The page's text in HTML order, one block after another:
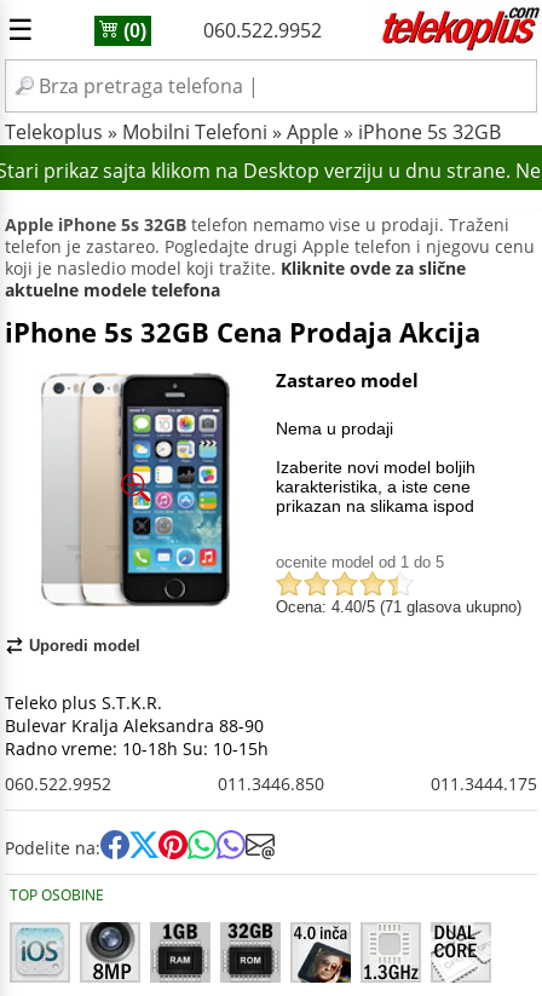
☰ (0) 060.522.9952
Telekoplus » Mobilni Telefoni » Apple» iPhone 5s 32GB
prikaz sajta klikom na Desktop verziju u dnu strane.
Apple iPhone 5s 32GB telefon nemamo vise u prodaji. Traženi
telefon je zastareo. Pogledajte drugi Apple telefon i njegovu cenu
koji je nasledio model koji tražite. Kliknite ovde za slične
aktuelne modele telefona
iPhone 5s 32GB Cena Prodaja Akcija
Uporedi model
Zastareo model
Nema u prodaji
Izaberite novi model boljih
karakteristika, a iste cene
prikazan na slikama ispod
ocenite model od 1 do 5
Ocena: 4.40/5 (71 glasova ukupno)
Teleko plus S.T.K.R.
Bulevar Kralja Aleksandra 88-90
Radno vreme: 10-18h Su: 10-15h
060.522.9952
011.3446.850 011.3444.175
Podelite na:
TOP OSOBINE